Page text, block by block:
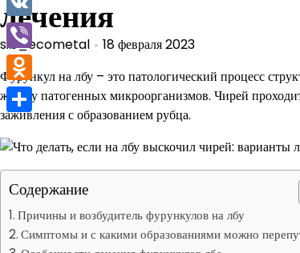
лечения
sib_ecometal
18 февраля 2023
Фурункул на лбу – это патологический процесс
железу патогенных микроорганизмов. Чирей
заживления с образованием рубца.
Содержание
Причины и возбудитель фурункулов на лбу
Симптомы и с какими образованиями можно
VK
Viber
Odnoklassniki
Отправить